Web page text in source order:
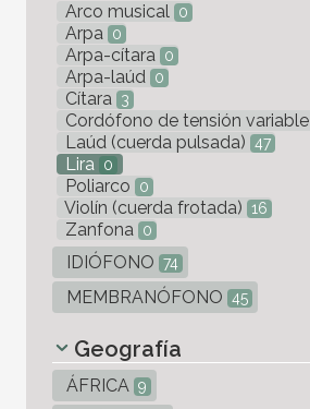
Arco musical 0
Arpa 0
Arpa-cítara 0
Arpa-laúd 0
Cítara 3
Cordófono de tensión variable
Laúd (cuerda pulsada) 47
Lira 0
Poliarco 0
Violín (cuerda frotada) 16
Zanfona 0
IDIÓFONO 74
MEMBRANÓFONO 45
Geografía
ÁFRICA 9